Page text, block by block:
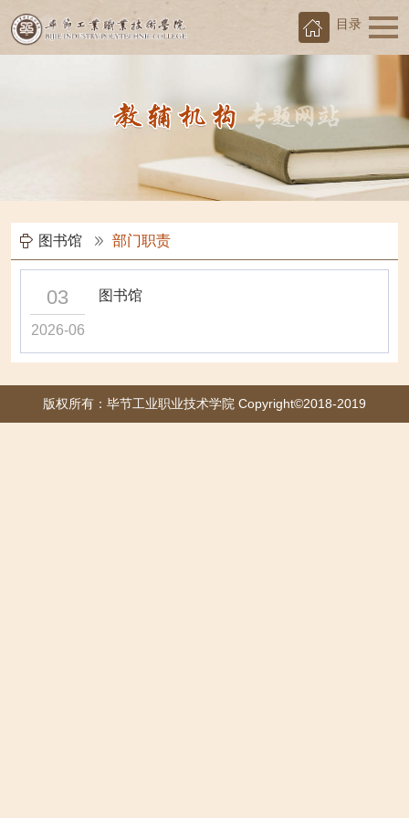
目录
图书馆 部门职责
03
2026-06
图书馆
版权所有：毕节工业职业技术学院 Copyright©2018-2019